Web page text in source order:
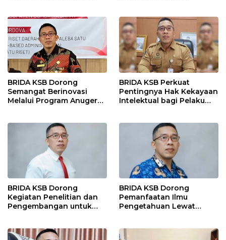
BRIDA KSB Dorong
Semangat Berinovasi
Melalui Program Anugerah
BRIDA KSB Perkuat
Pentingnya Hak Kekayaan
Intelektual bagi Pelaku
BRIDA KSB Dorong
Kegiatan Penelitian dan
Pengembangan untuk
BRIDA KSB Dorong
Pemanfaatan Ilmu
Pengetahuan Lewat